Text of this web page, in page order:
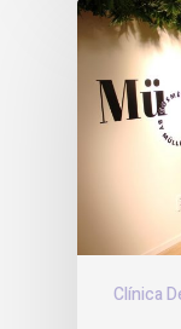
Clínica